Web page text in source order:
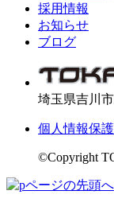
採用情報
お知らせ
ブログ
埼玉県吉川
個人情報保
©Copyright